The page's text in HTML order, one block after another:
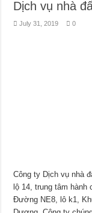
Dịch vụ nhà
July 31, 2019 0
Công ty Dịch vụ nhà
lộ 14, trung tâm
Đường NE8, lô k1,